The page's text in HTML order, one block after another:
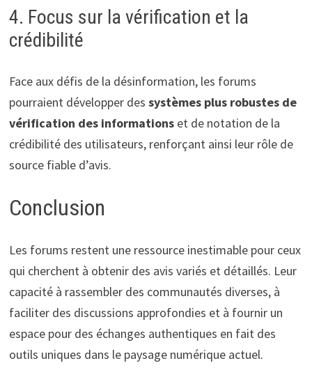
4. Focus sur la vérification et la
crédibilité
Face aux défis de la désinformation, les forums
pourraient développer des systèmes plus robustes de
vérification des informationset de notation de la
crédibilité des utilisateurs, renforçant ainsi leur rôle de
source fiable d’avis.
Conclusion
Les forums restent une ressource inestimable pour ceux
qui cherchent à obtenir des avis variés et détaillés. Leur
capacité à rassembler des communautés diverses, à
faciliter des discussions approfondies et à fournir un
espace pour des échanges authentiques en fait des
outils uniques dans le paysage numérique actuel.